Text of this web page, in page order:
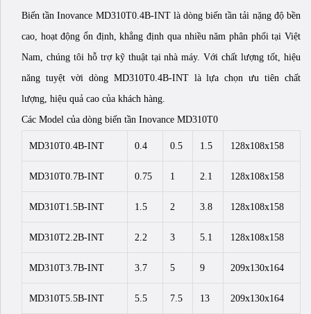
Biến tần Inovance MD310T0.4B-INT là dòng biến tần tải nặng độ bền
cao, hoạt động ổn định, khẳng định qua nhiều năm phân phối tại Việt
Nam, chúng tôi hỗ trợ kỹ thuật tại nhà máy. Với chất lượng tốt, hiệu
năng tuyệt vời dòng MD310T0.4B-INT là lựa chọn ưu tiên chất
lượng, hiệu quả cao của khách hàng.
Các Model của dòng biến tần Inovance MD310T0
MD310T0.4B-INT 0.4 0.5 1.5 128x108x158
MD310T0.7B-INT 0.75 1 2.1 128x108x158
MD310T1.5B-INT 1.5 2 3.8 128x108x158
MD310T2.2B-INT 2.2 3 5.1 128x108x158
MD310T3.7B-INT 3.7 5 9 209x130x164
MD310T5.5B-INT 5.5 7.5 13 209x130x164